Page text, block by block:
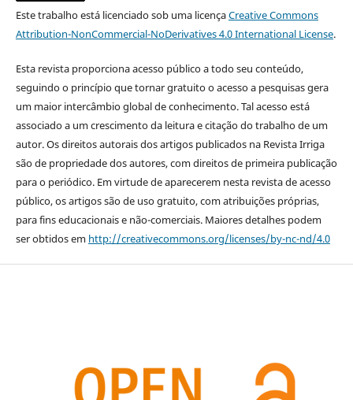
Este trabalho está licenciado sob uma licençaCreative Commons
Attribution-NonCommercial-NoDerivatives 4.0 International License.
Esta revista proporciona acesso público a todo seu conteúdo,
seguindo o princípio que tornar gratuito o acesso a pesquisas gera
um maior intercâmbio global de conhecimento. Tal acesso está
associado a um crescimento da leitura e citação do trabalho de um
autor. Os direitos autorais dos artigos publicados na Revista Irriga
são de propriedade dos autores, com direitos de primeira publicação
para o periódico. Em virtude de aparecerem nesta revista de acesso
público, os artigos são de uso gratuito, com atribuições próprias,
para fins educacionais e não-comerciais. Maiores detalhes podem
ser obtidos em http://creativecommons.org/licenses/by-nc-nd/4.0